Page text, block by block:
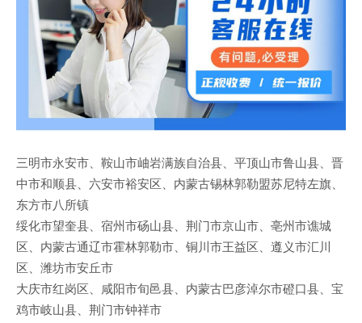
三明市永安市、鞍山市岫岩满族自治县、平顶山市鲁山县、晋
中市和顺县、六安市裕安区、内蒙古锡林郭勒盟苏尼特左旗、
东方市八所镇
绥化市望奎县、宿州市砀山县、荆门市京山市、亳州市谯城
区、内蒙古通辽市霍林郭勒市、铜川市王益区、遵义市汇川
区、潍坊市安丘市
大庆市红岗区、咸阳市旬邑县、内蒙古巴彦淖尔市磴口县、宝
鸡市岐山县、荆门市钟祥市